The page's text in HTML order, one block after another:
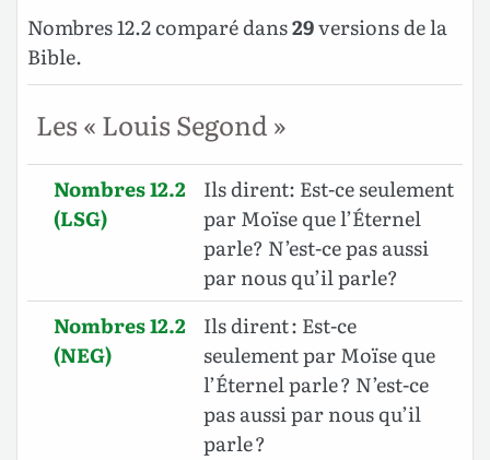
Nombres 12.2 comparé dans29versions de la
Bible.
Les « Louis Segond »
Nombres 12.2
(LSG)
Ils dirent: Est-ce seulement
par Moïse que l’Éternel
parle? N’est-ce pas aussi
par nous qu’il parle?
Nombres 12.2
(NEG)
Ils dirent : Est-ce
seulement par Moïse que
l’Éternel parle ? N’est-ce
pas aussi par nous qu’il
parle ?